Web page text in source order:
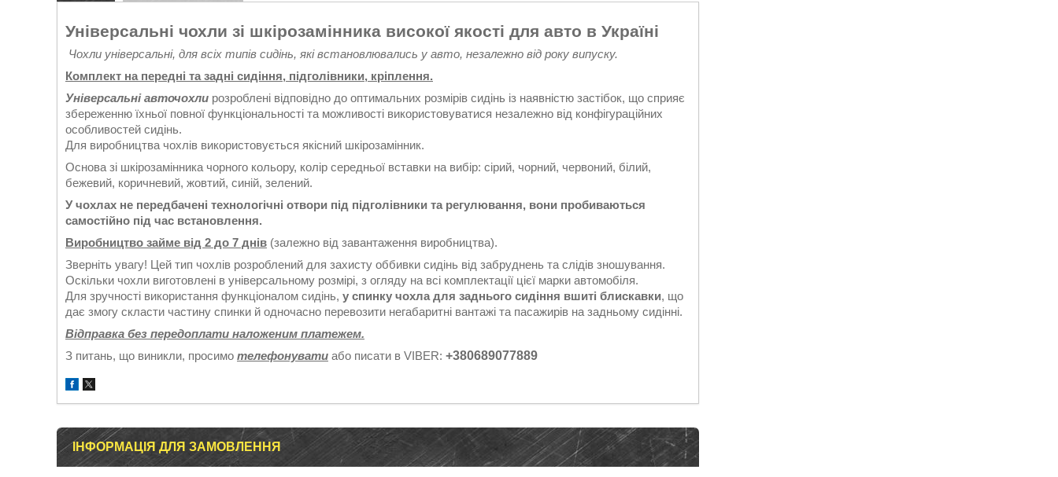
Універсальні чохли зі шкірозамінника високої якості для авто в Україні
Чохли універсальні, для всіх типів сидінь, які встановлювались у авто, незалежно від року випуску.
Комплект на передні та задні сидіння, підголівники, кріплення.
Універсальні авточохли розроблені відповідно до оптимальних розмірів сидінь із наявністю застібок, що сприяє
збереженню їхньої повної функціональності та можливості використовуватися незалежно від конфігураційних
особливостей сидінь.
Для виробництва чохлів використовується якісний шкірозамінник.
Основа зі шкірозамінника чорного кольору, колір середньої вставки на вибір: сірий, чорний, червоний, білий,
бежевий, коричневий, жовтий, синій, зелений.
У чохлах не передбачені технологічні отвори під підголівники та регулювання, вони пробиваються
самостійно під час встановлення.
Виробництво займе від 2 до 7 днів (залежно від завантаження виробництва).
Зверніть увагу! Цей тип чохлів розроблений для захисту оббивки сидінь від забруднень та слідів зношування.
Оскільки чохли виготовлені в універсальному розмірі, з огляду на всі комплектації цієї марки автомобіля.
Для зручності використання функціоналом сидінь, у спинку чохла для заднього сидіння вшиті блискавки, що
дає змогу скласти частину спинки й одночасно перевозити негабаритні вантажі та пасажирів на задньому сидінні.
Відправка без передоплати наложеним платежем.
З питань, що виникли, просимо телефонувати або писати в VIBER: +380689077889
ІНФОРМАЦІЯ ДЛЯ ЗАМОВЛЕННЯ